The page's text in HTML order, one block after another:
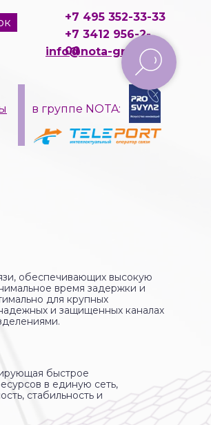
в группе NOTA:
info@nota-group.ru
+7 495 352-33-33
+7 3412 956-2-
00
быстрое
в единую сеть,
стабильность и
обеспечивающих высокую
время задержки и
для крупных
и защищенных каналах